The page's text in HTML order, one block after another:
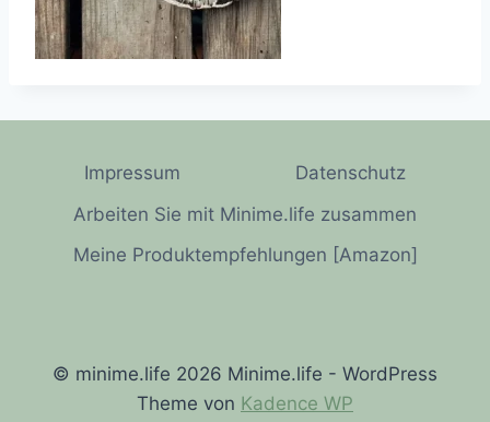
Impressum
Datenschutz
Arbeiten Sie mit Minime.life zusammen
Meine Produktempfehlungen [Amazon]
© minime.life 2026 Minime.life - WordPress
Theme von Kadence WP